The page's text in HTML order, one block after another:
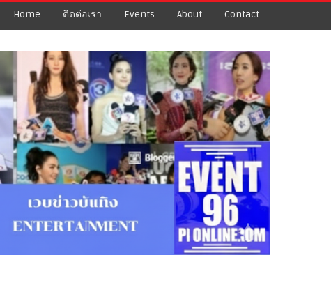
Home ติดต่อเรา Events About Contact